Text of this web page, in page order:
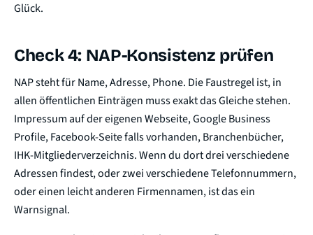
Glück.
Check 4: NAP-Konsistenz prüfen
NAP steht für Name, Adresse, Phone. Die Faustregel ist, in
allen öffentlichen Einträgen muss exakt das Gleiche stehen.
Impressum auf der eigenen Webseite, Google Business
Profile, Facebook-Seite falls vorhanden, Branchenbücher,
IHK-Mitgliederverzeichnis. Wenn du dort drei verschiedene
Adressen findest, oder zwei verschiedene Telefonnummern,
oder einen leicht anderen Firmennamen, ist das ein
Warnsignal.